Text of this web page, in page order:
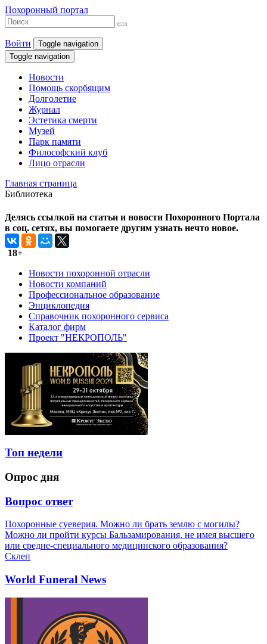
Похоронный портал
Войти
Toggle navigation
Toggle navigation
Новости
Помощь скорбящим
Долголетие
Журнал
Эстетика смерти
Музей
Парк памяти
Философский клуб
Лицо отрасли
Главная страница
Библиотека
Делясь ссылкой на статьи и новости Похоронного Портала
в соц. сетях, вы помогаете другим узнать нечто новое.
18+
Новости похоронной отрасли
Новости компаний
Профессиональное образование
Энциклопедия
Справочник похоронного сервиса
Каталог фирм
Проект "НЕКРОПОЛЬ"
Топ недели
Опрос дня
Вопрос ответ
Похоронные суеверия. Можно ли брать землю с могилы?
Можно ли пройти курсы Бальзамирования, не имея высшего
или средне-специального медицинского образования?
Склеп
World Funeral News